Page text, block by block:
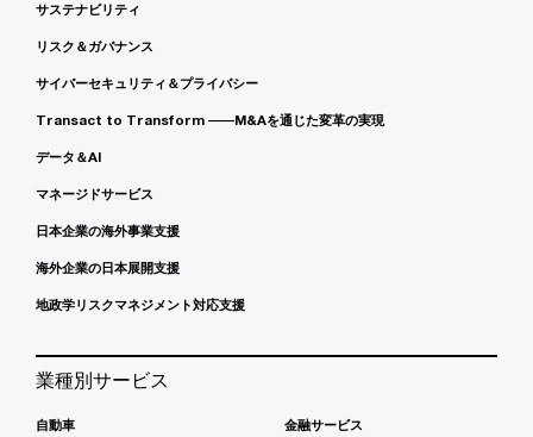
サステナビリティ
リスク＆ガバナンス
サイバーセキュリティ＆プライバシー
Transact to Transform ――M&Aを通じた変革の実現
データ＆AI
マネージドサービス
日本企業の海外事業支援
海外企業の日本展開支援
地政学リスクマネジメント対応支援
業種別サービス
自動車 金融サービス